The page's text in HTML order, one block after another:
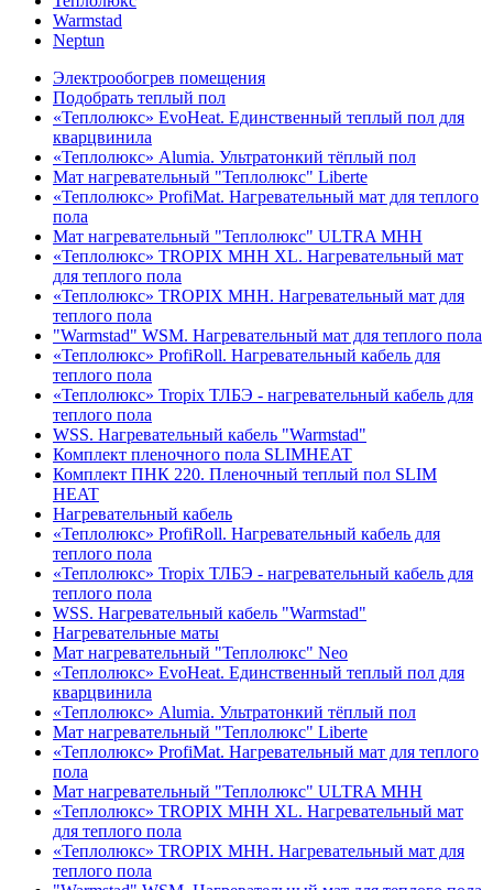
Warmstad
Neptun
Электрообогрев помещения
Подобрать теплый пол
«Теплолюкс» EvoHeat. Единственный теплый пол для
кварцвинила
«Теплолюкс» Alumia. Ультратонкий тёплый пол
Мат нагревательный "Теплолюкс" Liberte
«Теплолюкс» ProfiMat. Нагревательный мат для теплого
пола
Мат нагревательный "Теплолюкс" ULTRA МНН
«Теплолюкс» TROPIX МНН XL. Нагревательный мат
для теплого пола
«Теплолюкс» TROPIX МНН. Нагревательный мат для
теплого пола
"Warmstad" WSM. Нагревательный мат для теплого пола
«Теплолюкс» ProfiRoll. Нагревательный кабель для
теплого пола
«Теплолюкс» Tropix ТЛБЭ - нагревательный кабель для
теплого пола
WSS. Нагревательный кабель "Warmstad"
Комплект пленочного пола SLIMHEAT
Комплект ПНК 220. Пленочный теплый пол SLIM
HEAT
Нагревательный кабель
«Теплолюкс» ProfiRoll. Нагревательный кабель для
теплого пола
«Теплолюкс» Tropix ТЛБЭ - нагревательный кабель для
теплого пола
WSS. Нагревательный кабель "Warmstad"
Нагревательные маты
Мат нагревательный "Теплолюкс" Neo
«Теплолюкс» EvoHeat. Единственный теплый пол для
кварцвинила
«Теплолюкс» Alumia. Ультратонкий тёплый пол
Мат нагревательный "Теплолюкс" Liberte
«Теплолюкс» ProfiMat. Нагревательный мат для теплого
пола
Мат нагревательный "Теплолюкс" ULTRA МНН
«Теплолюкс» TROPIX МНН XL. Нагревательный мат
для теплого пола
«Теплолюкс» TROPIX МНН. Нагревательный мат для
теплого пола